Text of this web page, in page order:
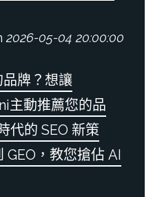
2026-05-04 20:00:00
牌？想讓
主動推薦您的品
代的 SEO 新策
GEO，教您搶佔 AI